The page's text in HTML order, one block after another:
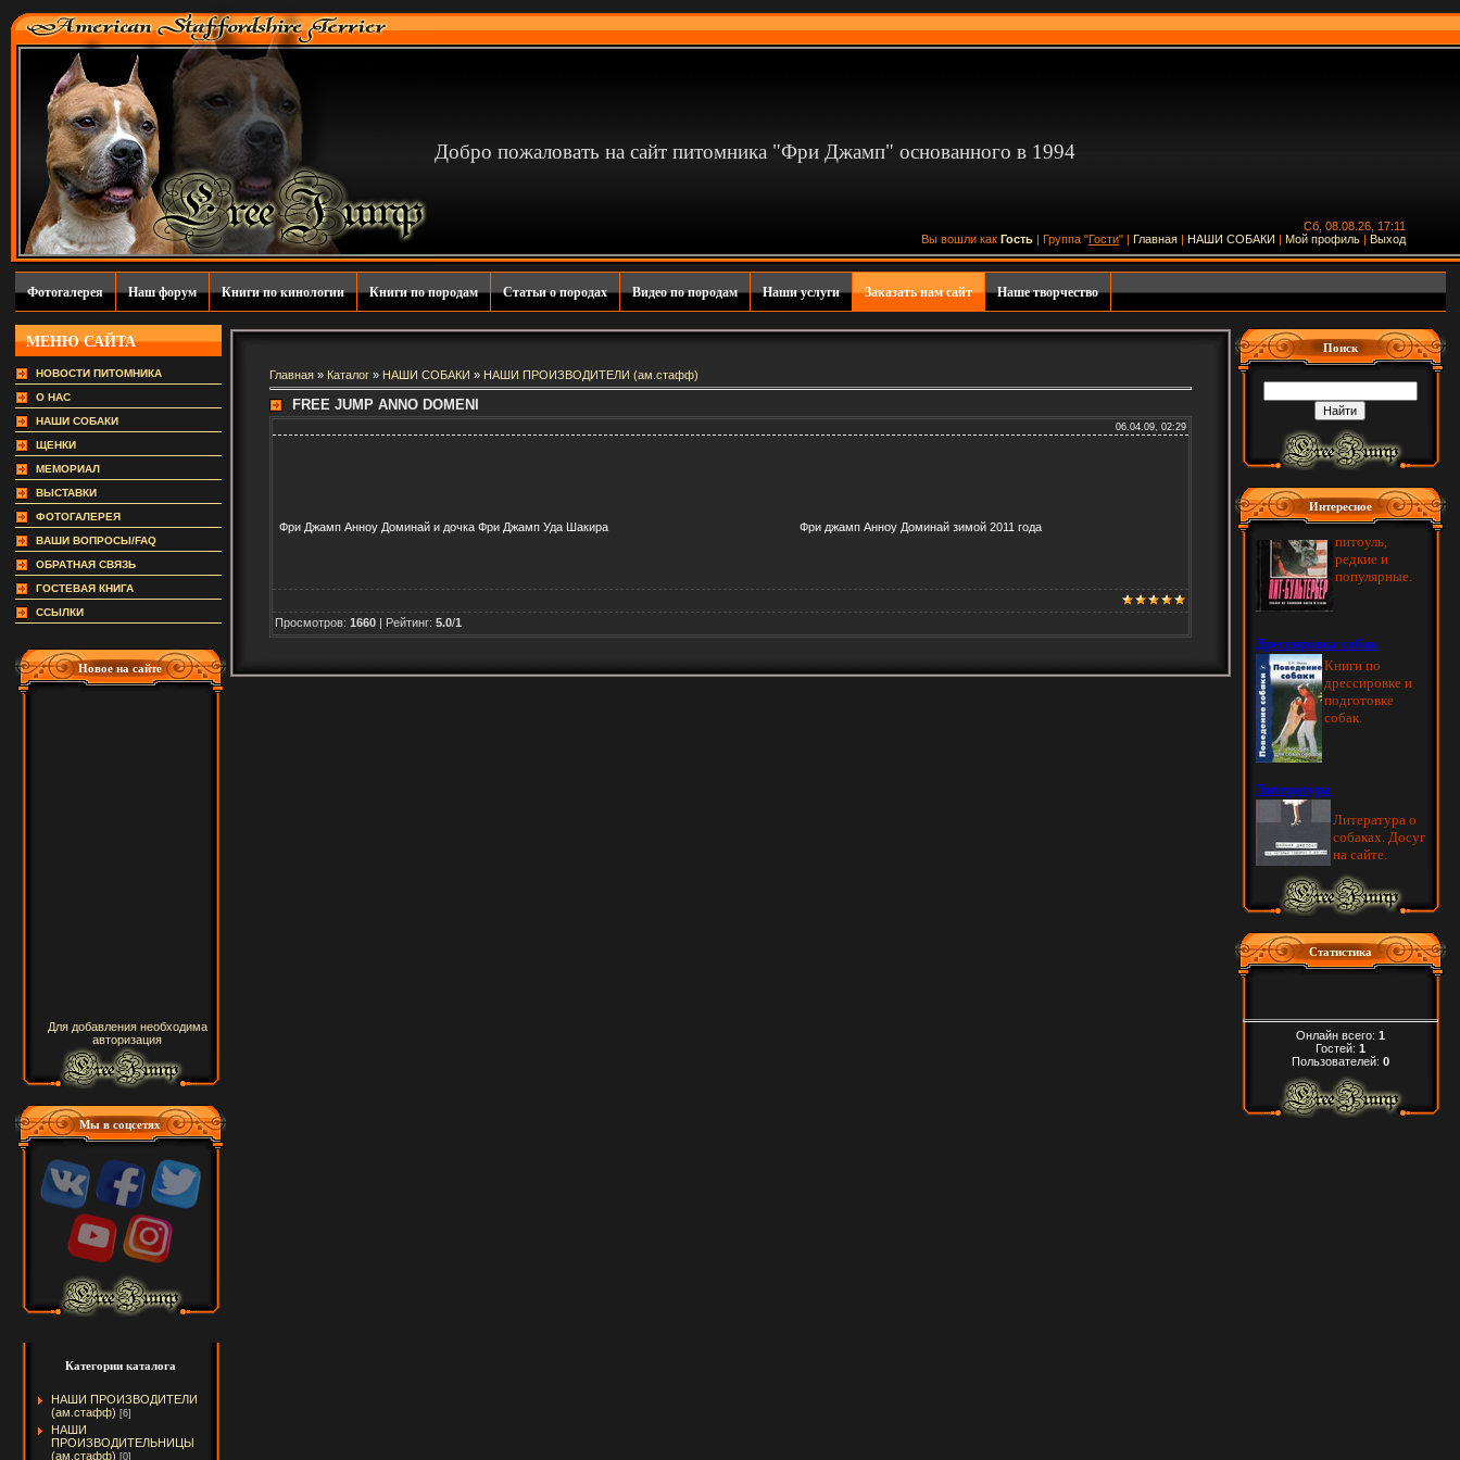
Добро пожаловать на сайт питомника "Фри Джамп" основанного в 1994
Сб, 08.08.26, 17:11
Вы вошли как Гость | Группа "Гости" | Главная | НАШИ СОБАКИ | Мой профиль | Выход
Фотогалерея Наш форум Книги по кинологии Книги по породам Статьи о породах Видео по породам Наши услуги Заказать нам сайт Наше творчество
МЕНЮ САЙТА
НОВОСТИ ПИТОМНИКА
О НАС
НАШИ СОБАКИ
ЩЕНКИ
МЕМОРИАЛ
ВЫСТАВКИ
ФОТОГАЛЕРЕЯ
ВАШИ ВОПРОСЫ/FAQ
ОБРАТНАЯ СВЯЗЬ
ГОСТЕВАЯ КНИГА
ССЫЛКИ
Новое на сайте
Для добавления необходима
авторизация
Мы в соцсетях
Категории каталога
НАШИ ПРОИЗВОДИТЕЛИ
(ам.стафф) [6]
НАШИ
ПРОИЗВОДИТЕЛЬНИЦЫ
(ам.стафф) [0]
Главная» Каталог» НАШИ СОБАКИ » НАШИ ПРОИЗВОДИТЕЛИ (ам.стафф)
FREE JUMP ANNO DOMENI
06.04.09, 02:29
Фри Джамп Анноу Доминай и дочка Фри Джамп Уда Шакира Фри джамп Анноу Доминай зимой 2011 года
Просмотров: 1660| Рейтинг: 5.0/1
Поиск
Интересное
Статистика
Онлайн всего: 1
Гостей: 1
Пользователей: 0